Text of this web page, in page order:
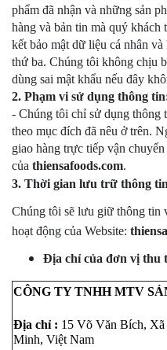
phẩm đã nhận và những sản
hàng và bản tin mà quý khách
kết bảo mật dữ liệu cá nhân
thứ ba. Chúng tôi không chịu
dùng sai mật khẩu nếu đây
2. Phạm vi sử dụng thông
- Chúng tôi chỉ sử dụng thông
theo mục đích đã nêu ở trên.
giao hàng trực tiếp vận
của thiensafoods.com.
3. Thời gian lưu trữ thông
Chúng tôi sẽ lưu giữ thông tin
hoạt động của Website:
Địa chỉ của đơn vị thu
CÔNG TY TNHH MTV
Địa chỉ : 15 Võ Văn Bích,
Minh, Việt Nam